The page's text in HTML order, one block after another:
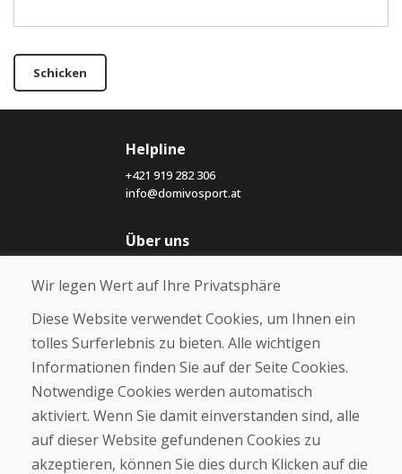
Schicken
Helpline
+421 919 282 306
info@domivosport.at
Über uns
Über uns
Kontakt
Kaufen
E-Shop
Geschäftsbedingungen
Zahlung
Beschwerde
Wir legen Wert auf Ihre Privatsphäre
Diese Website verwendet Cookies, um Ihnen ein
tolles Surferlebnis zu bieten. Alle wichtigen
Informationen finden Sie auf der Seite Cookies.
Notwendige Cookies werden automatisch
aktiviert. Wenn Sie damit einverstanden sind, alle
auf dieser Website gefundenen Cookies zu
akzeptieren, können Sie dies durch Klicken auf die